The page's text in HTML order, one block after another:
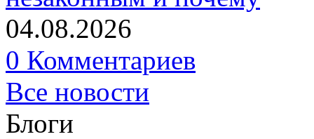
04.08.2026
0 Комментариев
Все новости
Блоги